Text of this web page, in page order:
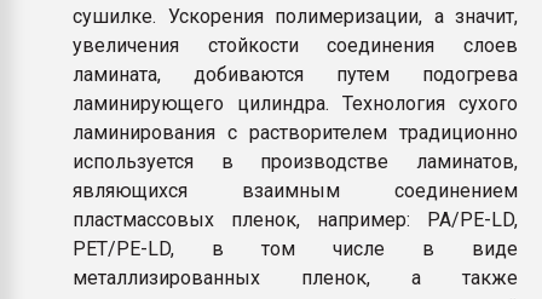
сушилке. Ускорения полимеризации, а значит,
увеличения стойкости соединения слоев
ламината, добиваются путем подогрева
ламинирующего цилиндра. Технология сухого
ламинирования с растворителем традиционно
используется в производстве ламинатов,
являющихся взаимным соединением
пластмассовых пленок, например: PA/PE-LD,
PET/PE-LD, в том числе в виде
металлизированных пленок, а также